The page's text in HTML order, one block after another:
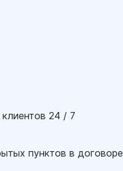
24 / 7
пунктов в договоре